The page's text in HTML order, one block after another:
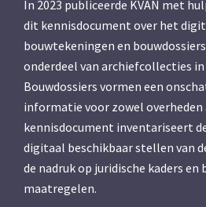
In 2023 publiceerde KVAN met
dit kennisdocument over het
bouwtekeningen en
onderdeel van archiefcollecties in
Bouwdossiers vormen een
informatie voor zowel overheden
kennisdocument inventariseert
digitaal beschikbaar stellen van
de nadruk op juridische kaders en
maatregelen.